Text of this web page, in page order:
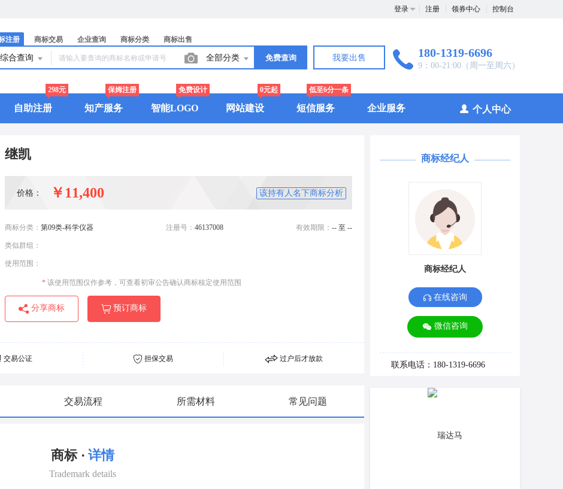
登录 注册 领券中心 控制台
注册 商标交易 企业查询 商标分类 商标出售
综合查询 全部分类 免费查询 我要出售 180-1319-6696
9：00-21:00（周一至周六）
自助注册
298元
知产服务
保姆注册
智能LOGO
免费设计
网站建设
0元起
短信服务
低至6分一条
企业服务 个人中心
继凯
价格： ￥11,400 该持有人名下商标分析
商标分类： 第09类-科学仪器 注册号： 46137008 有效期限： -- 至 --
类似群组：
使用范围：
* 该使用范围仅作参考，可查看初审公告确认商标核定使用范围
分享商标 预订商标
交易公证 担保交易 过户后才放款
交易流程 所需材料 常见问题
商标 · 详情
Trademark details
商标经纪人
商标经纪人
在线咨询
微信咨询
联系电话：180-1319-6696